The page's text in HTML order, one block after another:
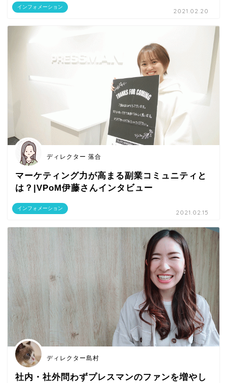
インフォメーション
2021.02.20
インフォメーション
ディレクター 落合
マーケティング力が高まる副業コミュニティと
は？|VPoM伊藤さんインタビュー
2021.02.15
ディレクター島村
社内・社外問わずプレスマンのファンを増やし